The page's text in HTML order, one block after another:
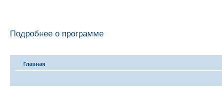
Подробнее о программе
Главная